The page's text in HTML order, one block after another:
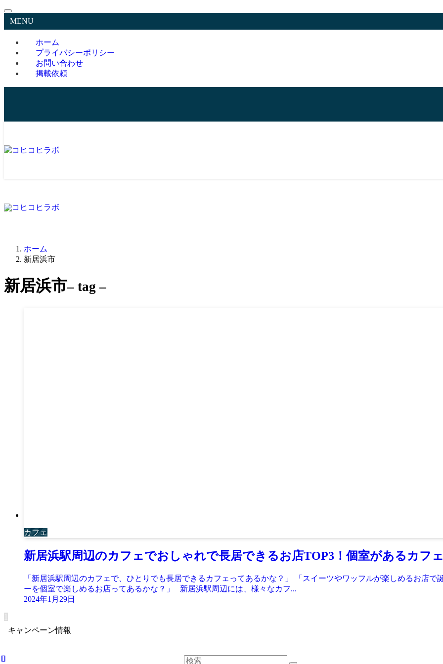
MENU
ホーム
プライバシーポリシー
お問い合わせ
掲載依頼
ホーム
新居浜市
新居浜市– tag –
カフェ
新居浜駅周辺のカフェでおしゃれで長居できるお店TOP3！個室があるカフ
「新居浜駅周辺のカフェで、ひとりでも長居できるカフェってあるかな？」 「スイーツやワッフルが楽しめるお店
ーを個室で楽しめるお店ってあるかな？」 新居浜駅周辺には、様々なカフ...
2024年1月29日
1
キャンペーン情報